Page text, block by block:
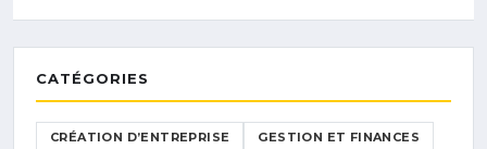
CATÉGORIES
CRÉATION D’ENTREPRISE GESTION ET FINANCES